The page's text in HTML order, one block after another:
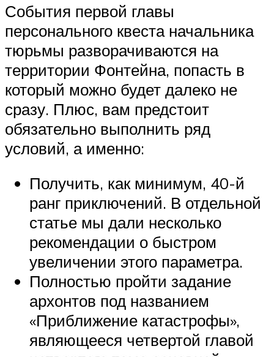
События первой главы
персонального квеста начальника
тюрьмы разворачиваются на
территории Фонтейна, попасть в
который можно будет далеко не
сразу. Плюс, вам предстоит
обязательно выполнить ряд
условий, а именно:
Получить, как минимум, 40-й
ранг приключений. В отдельной
статье мы дали несколько
рекомендации о быстром
увеличении этого параметра.
Полностью пройти задание
архонтов под названием
«Приближение катастрофы»,
являющееся четвертой главой